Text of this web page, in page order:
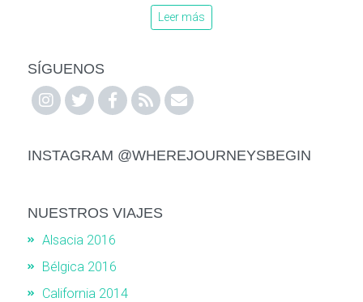
Leer más
SÍGUENOS
INSTAGRAM @WHEREJOURNEYSBEGIN
NUESTROS VIAJES
Alsacia 2016
Bélgica 2016
California 2014